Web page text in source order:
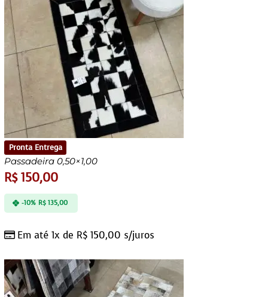
Pronta Entrega
Passadeira 0,50×1,00
R$150,00
Em até 1x de R$ 150,00 s/juros
-10% R$135,00